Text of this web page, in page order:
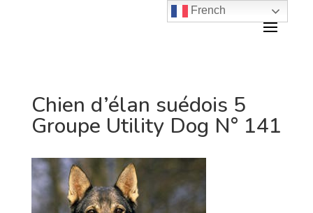
Chien d’élan suédois 5
Groupe Utility Dog N° 141
French